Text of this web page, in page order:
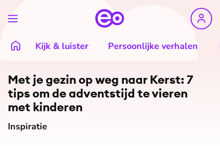
Kijk & luister Persoonlijke verhalen
©Shutterstock
Met je gezin op weg naar Kerst: 7
tips om de adventstijd te vieren
met kinderen
Inspiratie